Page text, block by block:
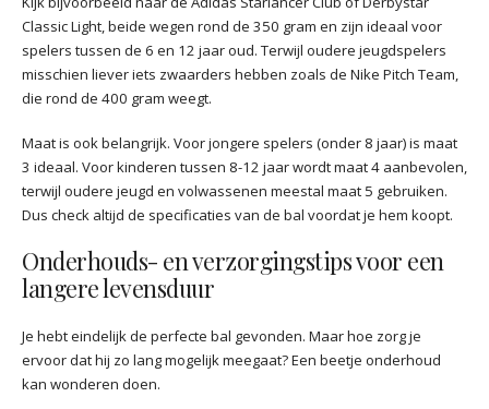
Classic Light, beide wegen rond de 350 gram en zijn ideaal voor
spelers tussen de 6 en 12 jaar oud. Terwijl oudere jeugdspelers
misschien liever iets zwaarders hebben zoals de Nike Pitch Team,
die rond de 400 gram weegt.
Maat is ook belangrijk. Voor jongere spelers (onder 8 jaar) is maat
3 ideaal. Voor kinderen tussen 8-12 jaar wordt maat 4 aanbevolen,
terwijl oudere jeugd en volwassenen meestal maat 5 gebruiken.
Dus check altijd de specificaties van de bal voordat je hem koopt.
Onderhouds- en verzorgingstips voor een
langere levensduur
Je hebt eindelijk de perfecte bal gevonden. Maar hoe zorg je
ervoor dat hij zo lang mogelijk meegaat? Een beetje onderhoud
kan wonderen doen.